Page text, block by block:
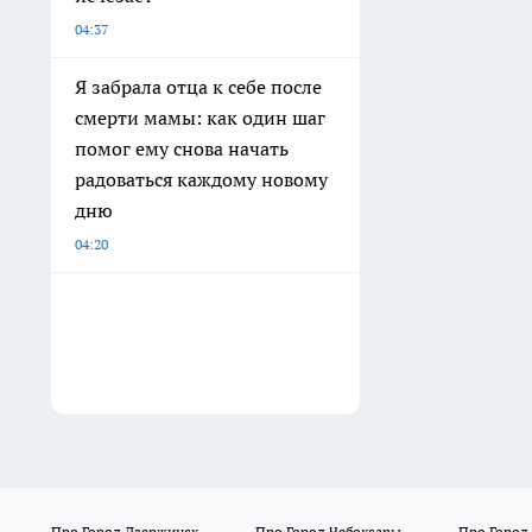
04:37
Я забрала отца к себе после
смерти мамы: как один шаг
помог ему снова начать
радоваться каждому новому
дню
04:20